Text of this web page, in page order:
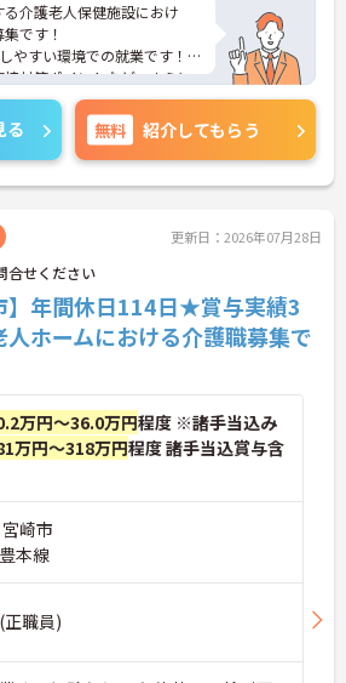
介護老人保健施設におけ
です！
やすい環境での就業です！
対策ポイントなど、さらに
のでお気軽にご相談くださ
る 無料 紹介してもらう
更新日：2026年07月28日
せください
】年間休日114日★賞与実績3
ホームにおける介護職募集で
万円～36.0万円程度 ※諸手当込み
万円～318万円程度 諸手当込賞与含
崎市
本線
職員)